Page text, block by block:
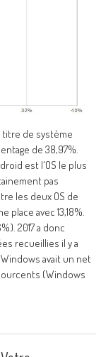
titre de système
de 38,97%.
est l'OS le plus
pas
les deux OS de
avec 13,18%.
2017 a donc
recueillies il y a
avait un net
(Windows